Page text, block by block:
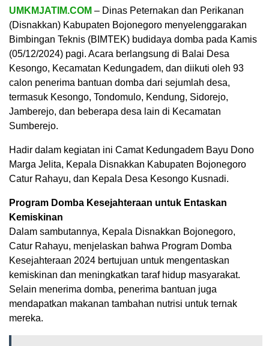
UMKMJATIM.COM – Dinas Peternakan dan Perikanan
(Disnakkan) Kabupaten Bojonegoro menyelenggarakan
Bimbingan Teknis (BIMTEK) budidaya domba pada Kamis
(05/12/2024) pagi. Acara berlangsung di Balai Desa
Kesongo, Kecamatan Kedungadem, dan diikuti oleh 93
calon penerima bantuan domba dari sejumlah desa,
termasuk Kesongo, Tondomulo, Kendung, Sidorejo,
Jamberejo, dan beberapa desa lain di Kecamatan
Sumberejo.
Hadir dalam kegiatan ini Camat Kedungadem Bayu Dono
Marga Jelita, Kepala Disnakkan Kabupaten Bojonegoro
Catur Rahayu, dan Kepala Desa Kesongo Kusnadi.
Program Domba Kesejahteraan untuk Entaskan
Kemiskinan
Dalam sambutannya, Kepala Disnakkan Bojonegoro,
Catur Rahayu, menjelaskan bahwa Program Domba
Kesejahteraan 2024 bertujuan untuk mengentaskan
kemiskinan dan meningkatkan taraf hidup masyarakat.
Selain menerima domba, penerima bantuan juga
mendapatkan makanan tambahan nutrisi untuk ternak
mereka.